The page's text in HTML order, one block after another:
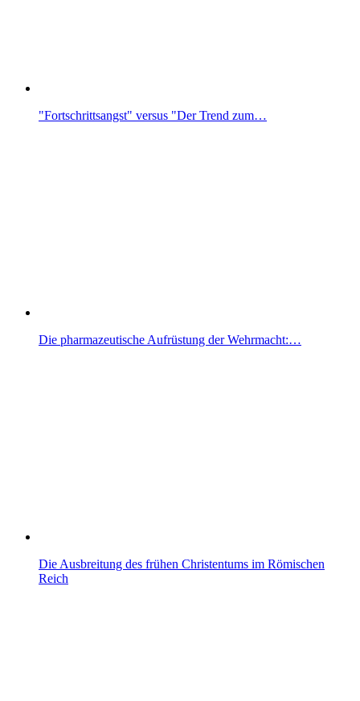
"Fortschrittsangst" versus "Der Trend zum…
Die pharmazeutische Aufrüstung der Wehrmacht:…
Die Ausbreitung des frühen Christentums im Römischen
Reich